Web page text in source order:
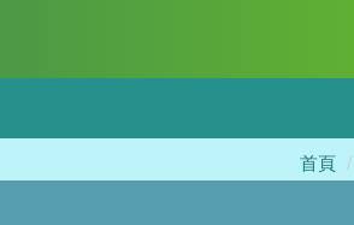
首頁